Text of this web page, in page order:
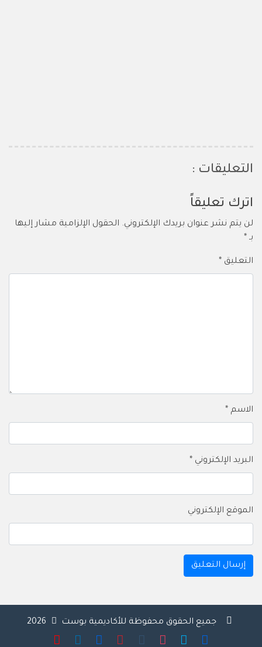
التعليقات :
اترك تعليقاً
لن يتم نشر عنوان بريدك الإلكتروني. الحقول الإلزامية مشار إليها
بـ *
التعليق *
الاسم *
البريد الإلكتروني *
الموقع الإلكتروني
جميع الحقوق محفوظة للأكاديمية بوست